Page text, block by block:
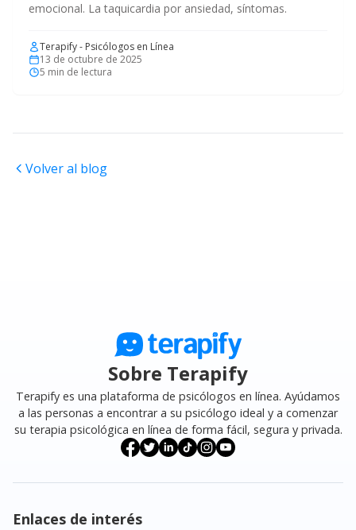
emocional. La taquicardia por ansiedad, síntomas.
Terapify - Psicólogos en Línea
13 de octubre de 2025
5 min de lectura
Volver al blog
Sobre Terapify
Terapify es una plataforma de psicólogos en línea. Ayúdamos
a las personas a encontrar a su psicólogo ideal y a comenzar
su terapia psicológica en línea de forma fácil, segura y privada.
Enlaces de interés